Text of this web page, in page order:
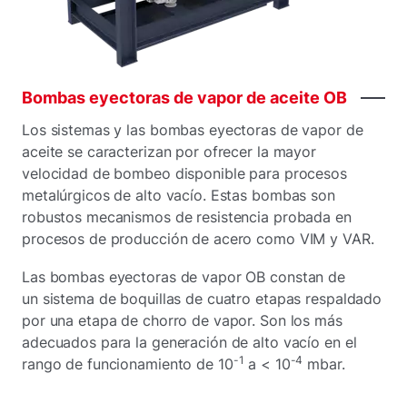
Bombaseyectorasde vaporde aceite OB
Los sistemas y las bombas eyectoras de vapor de
aceite se caracterizan por ofrecer la mayor
velocidad de bombeo disponible para procesos
metalúrgicos de alto vacío. Estas bombas son
robustos mecanismos de resistencia probada en
procesos de producción de acero como VIM y VAR.
Las bombas eyectoras de vapor OB constan de
un sistema de boquillas de cuatro etapas respaldado
por una etapa de chorro de vapor. Son los más
adecuados para la generación de alto vacío en el
rango de funcionamiento de 10-1 a < 10-4 mbar.